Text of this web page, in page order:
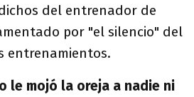
del entrenador de
por "el silencio" del
entrenamientos.
le mojó la oreja a nadie ni